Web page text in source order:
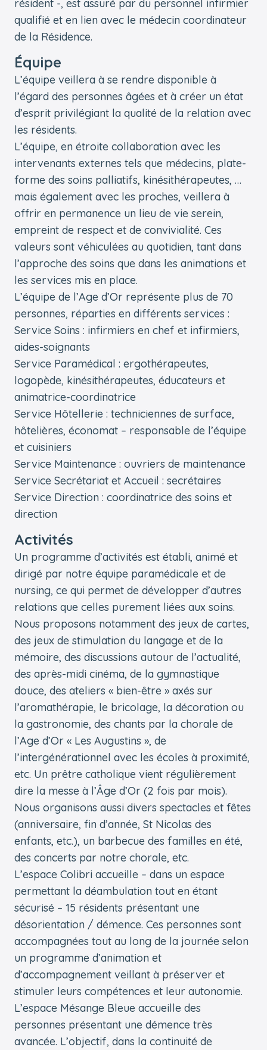
résident -, est assuré par du personnel infirmier
qualifié et en lien avec le médecin coordinateur
de la Résidence.
Équipe
L’équipe veillera à se rendre disponible à
l’égard des personnes âgées et à créer un état
d’esprit privilégiant la qualité de la relation avec
les résidents.
L’équipe, en étroite collaboration avec les
intervenants externes tels que médecins, plate-
forme des soins palliatifs, kinésithérapeutes, …
mais également avec les proches, veillera à
offrir en permanence un lieu de vie serein,
empreint de respect et de convivialité. Ces
valeurs sont véhiculées au quotidien, tant dans
l’approche des soins que dans les animations et
les services mis en place.
L’équipe de l’Age d’Or représente plus de 70
personnes, réparties en différents services :
Service Soins : infirmiers en chef et infirmiers,
aides-soignants
Service Paramédical : ergothérapeutes,
logopède, kinésithérapeutes, éducateurs et
animatrice-coordinatrice
Service Hôtellerie : techniciennes de surface,
hôtelières, économat – responsable de l’équipe
et cuisiniers
Service Maintenance : ouvriers de maintenance
Service Secrétariat et Accueil : secrétaires
Service Direction : coordinatrice des soins et
direction
Activités
Un programme d’activités est établi, animé et
dirigé par notre équipe paramédicale et de
nursing, ce qui permet de développer d’autres
relations que celles purement liées aux soins.
Nous proposons notamment des jeux de cartes,
des jeux de stimulation du langage et de la
mémoire, des discussions autour de l’actualité,
des après-midi cinéma, de la gymnastique
douce, des ateliers « bien-être » axés sur
l’aromathérapie, le bricolage, la décoration ou
la gastronomie, des chants par la chorale de
l’Age d’Or « Les Augustins », de
l’intergénérationnel avec les écoles à proximité,
etc. Un prêtre catholique vient régulièrement
dire la messe à l’Âge d’Or (2 fois par mois).
Nous organisons aussi divers spectacles et fêtes
(anniversaire, fin d’année, St Nicolas des
enfants, etc.), un barbecue des familles en été,
des concerts par notre chorale, etc.
L’espace Colibri accueille – dans un espace
permettant la déambulation tout en étant
sécurisé – 15 résidents présentant une
désorientation / démence. Ces personnes sont
accompagnées tout au long de la journée selon
un programme d’animation et
d’accompagnement veillant à préserver et
stimuler leurs compétences et leur autonomie.
L’espace Mésange Bleue accueille des
personnes présentant une démence très
avancée. L’objectif, dans la continuité de